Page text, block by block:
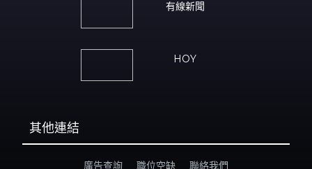
有線新聞
HOY
其他連結
廣告查詢 職位空缺 聯絡我們